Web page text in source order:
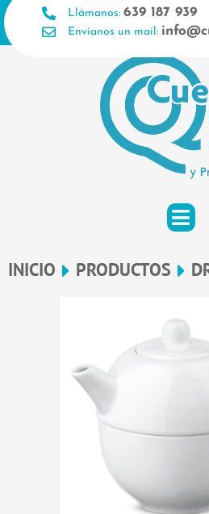
Ir
al
contenido
Llámanos: 639 187 939
Envíanos un mail:
INICIO PRODUCTOS